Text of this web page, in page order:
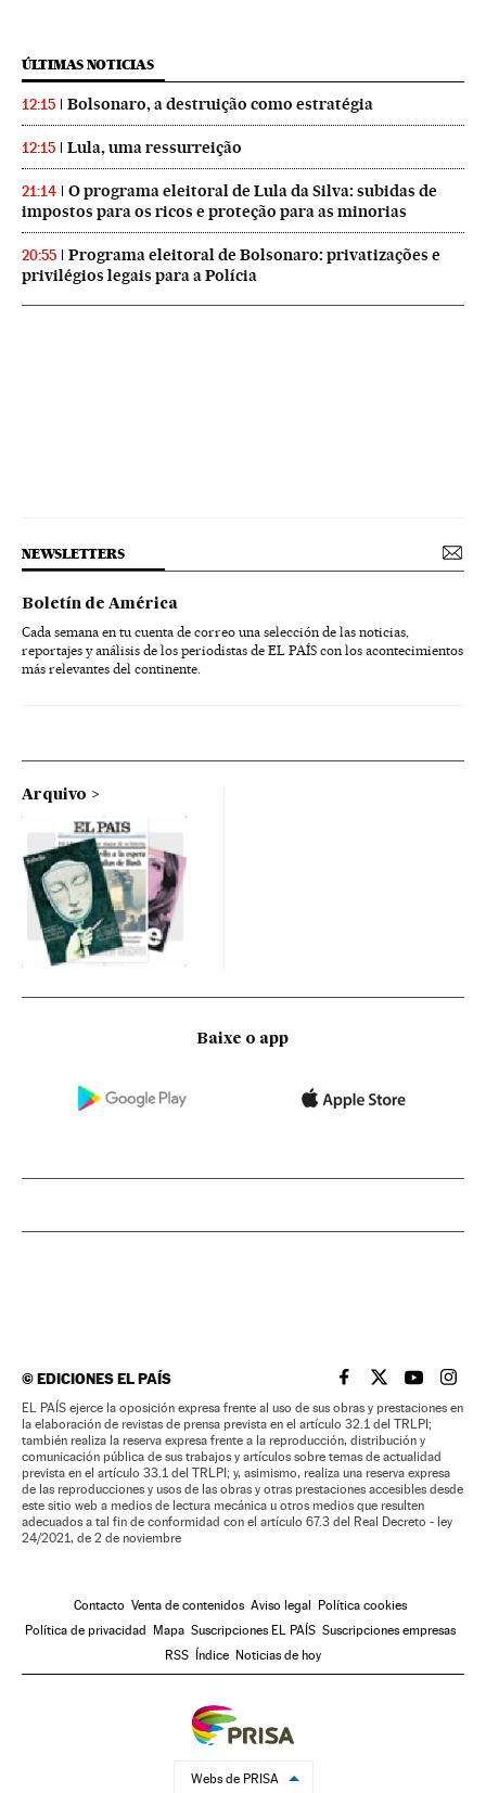
ÚLTIMAS NOTICIAS
12:15 Bolsonaro, a destruição como estratégia
12:15 Lula, uma ressurreição
21:14
O programa eleitoral de Lula da Silva: subidas de
impostos para os ricos e proteção para as minorias
20:55
Programa eleitoral de Bolsonaro: privatizações e
privilégios legais para a Polícia
NEWSLETTERS
Boletín de América
Cada semana en tu cuenta de correo una selección de las noticias,
reportajes y análisis de los periodistas de EL PAÍS con los acontecimientos
más relevantes del continente.
Arquivo
Baixe o app
©EDICIONES EL PAÍS EL PAÍS BRASIL EN
EL PAÍSEL PAÍS
EL
EL PAÍS ejerce la oposición expresa frente al uso de sus obras y prestaciones en
la elaboración de revistas de prensa prevista en el artículo 32.1 del TRLPI;
también realiza la reserva expresa frente a la reproducción, distribución y
comunicación pública de sus trabajos y artículos sobre temas de actualidad
prevista en el artículo 33.1 del TRLPI; y, asimismo, realiza una reserva expresa
de las reproducciones y usos de las obras y otras prestaciones accesibles desde
este sitio web a medios de lectura mecánica u otros medios que resulten
adecuados a tal fin de conformidad con el artículo 67.3 del Real Decreto - ley
24/2021, de 2 de noviembre
Contacto Venta de contenidos Aviso legal
Política cookies
Política de privacidad
Mapa Suscripciones EL PAÍS Suscripciones empresas
RSS
Índice Noticias de hoy
Webs de PRISA